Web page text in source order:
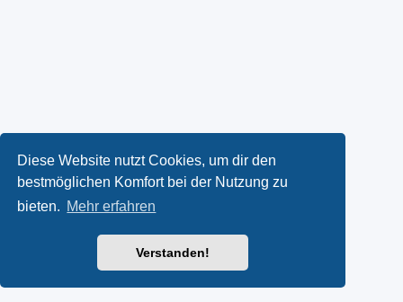
Diese Website nutzt Cookies, um dir den
bestmöglichen Komfort bei der Nutzung zu
bieten. Mehr erfahren
Verstanden!